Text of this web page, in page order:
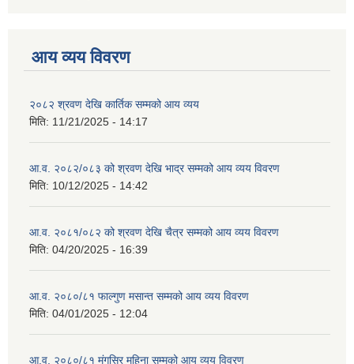
आय व्यय विवरण
२०८२ श्रवण देखि कार्तिक सम्मको आय व्यय
मिति: 11/21/2025 - 14:17
आ.व. २०८२/०८३ को श्रवण देखि भाद्र सम्मको आय व्यय विवरण
मिति: 10/12/2025 - 14:42
आ.व. २०८१/०८२ को श्रवण देखि चैत्र सम्मको आय व्यय विवरण
मिति: 04/20/2025 - 16:39
आ.व. २०८०/८१ फाल्गुण मसान्त सम्मको आय व्यय विवरण
मिति: 04/01/2025 - 12:04
आ.व. २०८०/८१ मंगसिर महिना सम्मको आय व्यय विवरण